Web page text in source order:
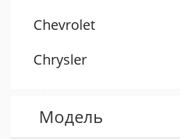
Chevrolet
Chrysler
Dacia
Модель